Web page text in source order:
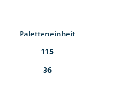
Paletteneinheit
115
36